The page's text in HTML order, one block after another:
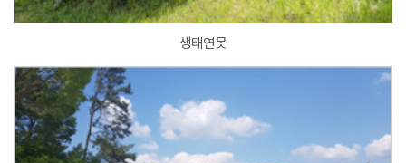
생태연못